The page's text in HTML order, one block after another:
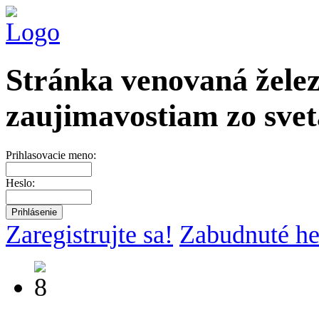
Stránka venovaná
zaujimavostiam zo
Prihlasovacie meno:
Heslo:
Zaregistrujte sa! Zabudnuté